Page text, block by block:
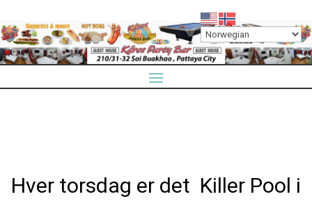
Hver torsdag er det Killer Pool i